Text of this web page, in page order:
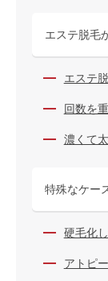
エステ脱毛
エステ
回数を
濃くて
特殊なケー
硬毛化
アトピ